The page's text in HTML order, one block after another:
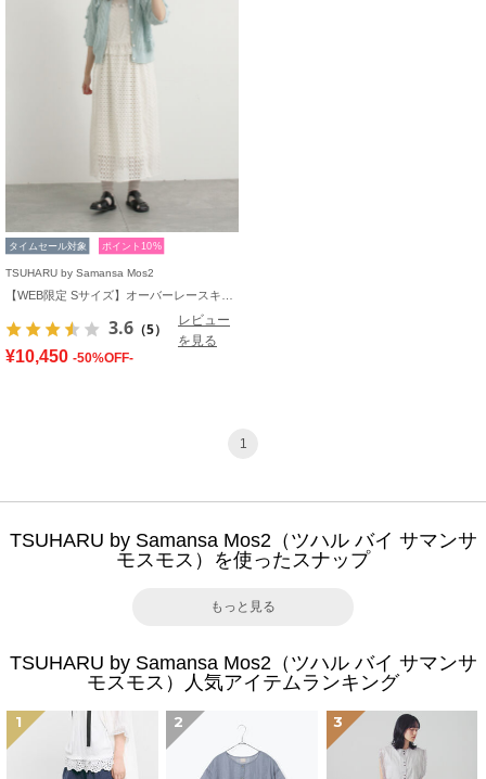
タイムセール対象 ポイント10%
TSUHARU by Samansa Mos2
3.6 （5）
レビュー
を見る
¥10,450 -50%OFF-
1
TSUHARU by Samansa Mos2（ツハル バイ サマンサ
モスモス）を使ったスナップ
もっと見る
TSUHARU by Samansa Mos2（ツハル バイ サマンサ
モスモス）人気アイテムランキング
1 2 3